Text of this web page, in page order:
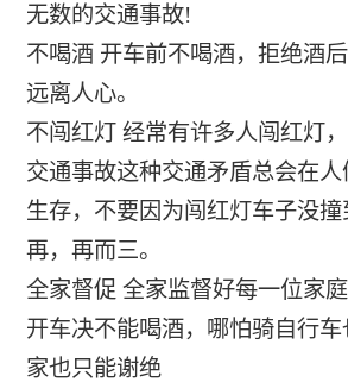
无数的交通事故!
不喝酒 开车前不喝酒，拒绝酒
远离人心。
不闯红灯 经常有许多人闯红灯
交通事故这种交通矛盾总会在
生存，不要因为闯红灯车子没
再，再而三。
全家督促 全家监督好每一位家
开车决不能喝酒，哪怕骑自行
家也只能谢绝